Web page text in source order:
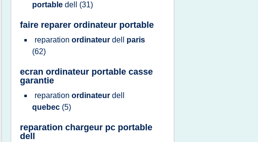
portable dell (31)
faire reparer ordinateur portable
reparation ordinateur dell paris
(62)
ecran ordinateur portable casse
garantie
reparation ordinateur dell
quebec (5)
reparation chargeur pc portable
dell